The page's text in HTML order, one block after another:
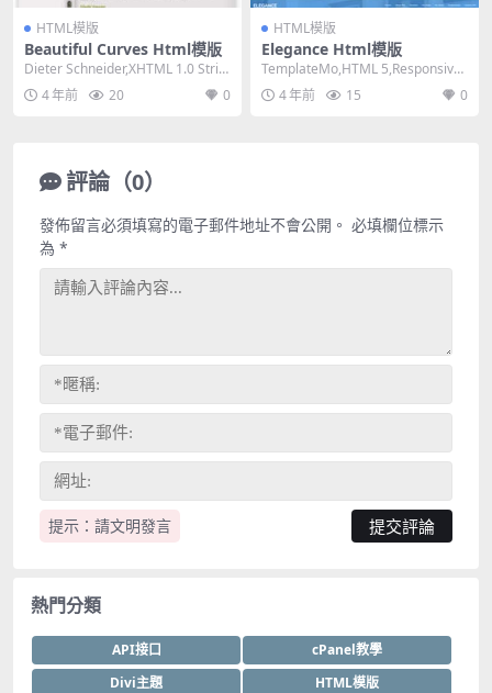
HTML模版
Beautiful Curves Html模版
Dieter Schneider,XHTML 1.0 Stric
t,Fixed ...
4 年前 20 0
HTML模版
Elegance Html模版
TemplateMo,HTML 5,Responsive,
Mixed Colu...
4 年前 15 0
評論（0）
提示：請文明發言
發佈留言必須填寫的電子郵件地址不會公開。 必填欄位標示
為 *
熱門分類
API接口
cPanel教學
Divi主題
HTML模版